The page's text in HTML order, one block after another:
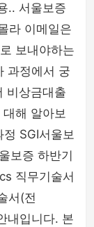
.. 서울보증
라 이메일은
보내야하는
과정에서 궁
비상금대출
해 알아보
SGI서울보
보증 하반기
직무기술서
서(전
내입니다. 본